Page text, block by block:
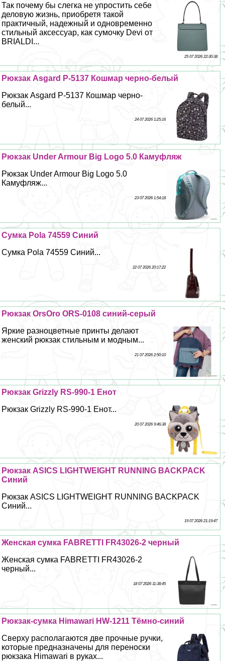
Так почему бы слегка не упростить себе
деловую жизнь, приобретя такой
пpaктичный, надежный и одновременно
стильный аксессуар, как сумочку Devi от
BRIALDI...
25 07 2026 22:30:38
Рюкзак Asgard Р-5137 Кошмар черно-белый
Рюкзак Asgard Р-5137 Кошмар черно-
белый...
24 07 2026 1:25:16
Рюкзак Under Armour Big Logo 5.0 Камуфляж
Рюкзак Under Armour Big Logo 5.0
Камуфляж...
23 07 2026 1:54:18
Сумка Pola 74559 Синий
Сумка Pola 74559 Синий...
22 07 2026 20:17:22
Рюкзак OrsOro ORS-0108 синий-серый
Яркие разноцветные принты делают
женский рюкзак стильным и модным...
21 07 2026 2:50:10
Рюкзак Grizzly RS-990-1 Енот
Рюкзак Grizzly RS-990-1 Енот...
20 07 2026 9:46:38
Рюкзак ASICS LIGHTWEIGHT RUNNING BACKPACK
Синий
Рюкзак ASICS LIGHTWEIGHT RUNNING BACKPACK
Синий...
19 07 2026 21:19:47
Женская сумка FABRETTI FR43026-2 черный
Женская сумка FABRETTI FR43026-2
черный...
18 07 2026 11:38:45
Рюкзак-сумка Himawari HW-1211 Тёмно-синий
Сверху располагаются две прочные ручки,
которые предназначены для переноски
рюкзака Himawari в руках...